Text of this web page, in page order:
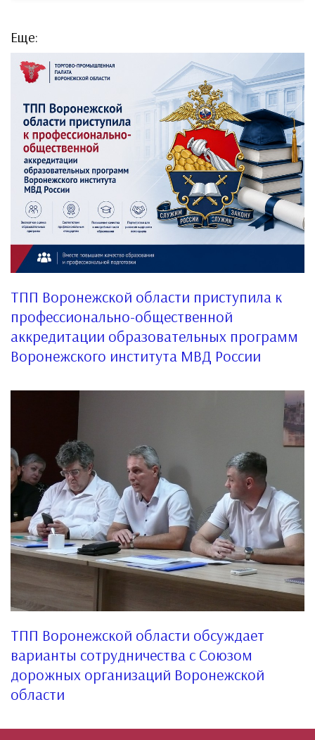
Еще:
ТПП Воронежской области приступила к
профессионально-общественной
аккредитации образовательных программ
Воронежского института МВД России
ТПП Воронежской области обсуждает
варианты сотрудничества с Союзом
дорожных организаций Воронежской
области